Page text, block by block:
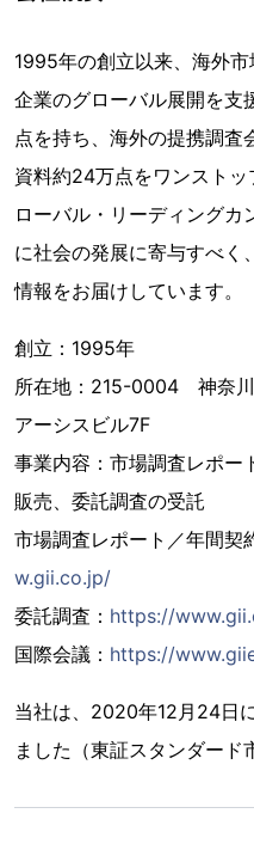
1995年の創立以来、海外
企業のグローバル展開を支
点を持ち、海外の提携調
資料約24万点をワンスト
ローバル・リーディング
に社会の発展に寄与すべく
情報をお届けしています。
創立：1995年
所在地：215-0004 神奈
アーシスビル7F
事業内容：市場調査レポー
販売、委託調査の受託
市場調査レポート／年間契
w.gii.co.jp/
委託調査： https://
国際会議： https://
当社は、2020年12月24日
ました（東証スタンダード